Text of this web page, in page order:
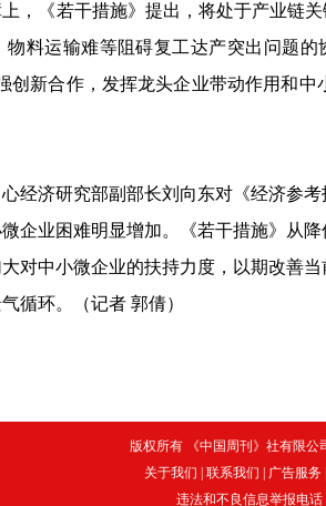
《若干措施》提出，将处于产业链关
物料运输难等阻碍复工达产突出问题
创新合作，发挥龙头企业带动作用和
济研究部副部长刘向东对《经济参考
企业困难明显增加。《若干措施》从
对中小微企业的扶持力度，以期改善
循环。（记者 郭倩）
版权所有 《中国周刊》社有限公
关于我们
联系我们 广告服务
违法和不良信息举报电话